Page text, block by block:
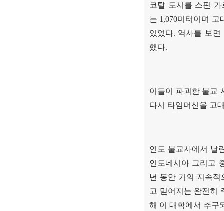
코탈 도시를 스핀 가
는 1,070미터이며 고
있었다. 역사를 보면
했다.
이들이 파괴한 불교
다시 타임머신을 고
인도 불교사에서 날
인도네시아 그리고
년 동안 거의 지속
고 믿어지는 완전히
해 이 대학에서 추구